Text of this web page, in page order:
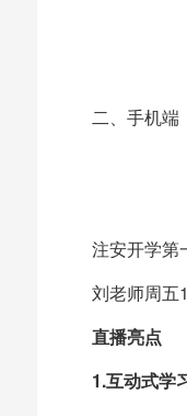
二、手机端
注安开学第
刘老师周五
直播亮点
1.互动式学